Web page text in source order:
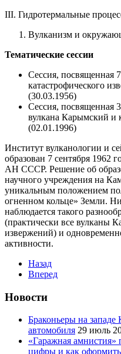
III. Гидротермальные
Вулканизм и
Тематические сессии
Сессия, посвященная
катастрофического
(30.03.1956)
Сессия, посвященная
вулкана Карымский и
(02.01.1996)
Институт вулканологии и
образован 7 сентября 1962
АН СССР. Решение об
научного учреждения на
уникальным положением
огненном кольце» Земли.
наблюдается такого
(практически все вулканы
извержений) и
активности.
Назад
Вперед
Новости
Браконьеры на
автомобиля 29 июль
«Гаражная амнистия»
цифры и как оформить